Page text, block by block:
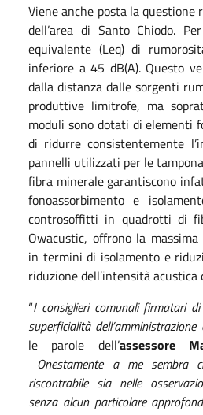
Viene anche posta la
dell’area di Santo Chiodo.
equivalente (Leq) di
inferiore a 45 dB(A). Questo
dalla distanza dalle sorgenti
produttive limitrofe, ma
moduli sono dotati di elementi
di ridurre consistentemente
pannelli utilizzati per le
fibra minerale garantiscono
fonoassorbimento e
controsoffitti in quadrotti di
Owacustic, offrono la
in termini di isolamento e
riduzione dell’intensità acustica
“I consiglieri comunali firmatari
superficialità dell’amministrazione
le parole dell’assessore
Onestamente a me sembra
riscontrabile sia nelle
senza alcun particolare